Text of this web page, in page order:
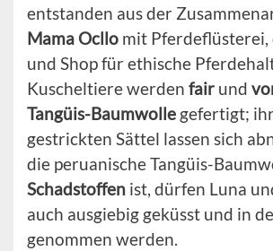
entstanden aus der
Mama Ocllo mit Pferdeflüsterei,
und Shop für ethische
Kuscheltiere werden fair und
Tangüis-Baumwolle gefertigt;
gestrickten Sättel lassen sich
die peruanische Tangüis-
Schadstoffen ist, dürfen Luna
auch ausgiebig geküsst und in
genommen werden.